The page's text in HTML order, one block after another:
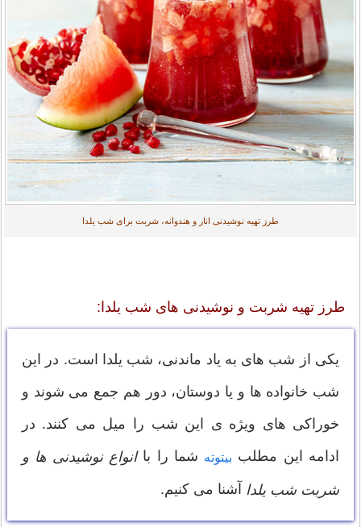
طرز تهیه نوشیدنی انار و هندوانه، شربت برای شب یلدا
طرز تهیه شربت و نوشیدنی های شب یلدا:
یکی از شب های به یاد ماندنی، شب یلدا است. در این
شب خانواده ها و یا دوستان، دور هم جمع می شوند و
خوراکی های ویژه ی این شب را میل می کنند. در
ادامه این مطلب بیتوته شما را با انواع نوشیدنی ها و
شربت شب یلدا آشنا می کنیم.